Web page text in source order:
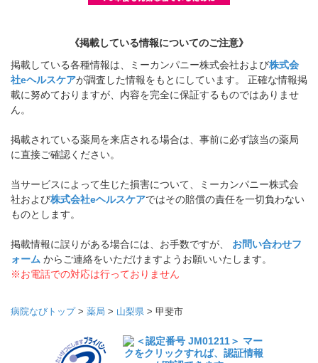
《掲載している情報についてのご注意》
掲載している各種情報は、ミーカンパニー株式会社および株式会
社eヘルスケアが調査した情報をもとにしています。 正確な情報掲
載に努めておりますが、内容を完全に保証するものではありませ
ん。
掲載されている薬局を来店される場合は、事前に必ず該当の薬局
に直接ご確認ください。
当サービスによって生じた損害について、ミーカンパニー株式会
社および株式会社eヘルスケアではその賠償の責任を一切負わない
ものとします。
掲載情報に誤りがある場合には、お手数ですが、 お問い合わせフ
ォーム からご連絡をいただけますようお願いいたします。
※お電話での対応は行っておりません
病院なびトップ> 薬局 > 山梨県 > 甲斐市